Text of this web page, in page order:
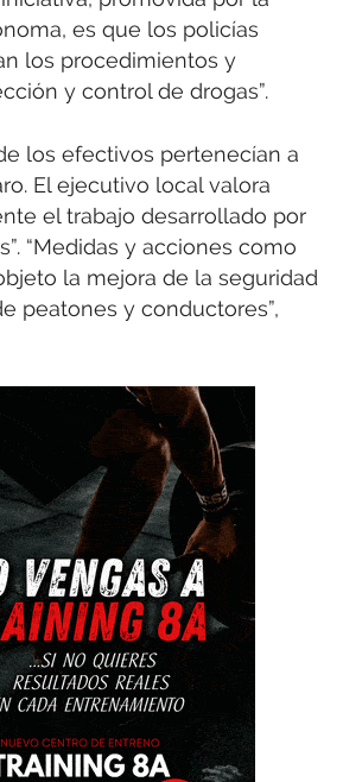
es que los policías
los procedimientos y
y control de drogas”.
los efectivos pertenecían a
El ejecutivo local valora
el trabajo desarrollado por
“Medidas y acciones como
la mejora de la seguridad
peatones y conductores”,